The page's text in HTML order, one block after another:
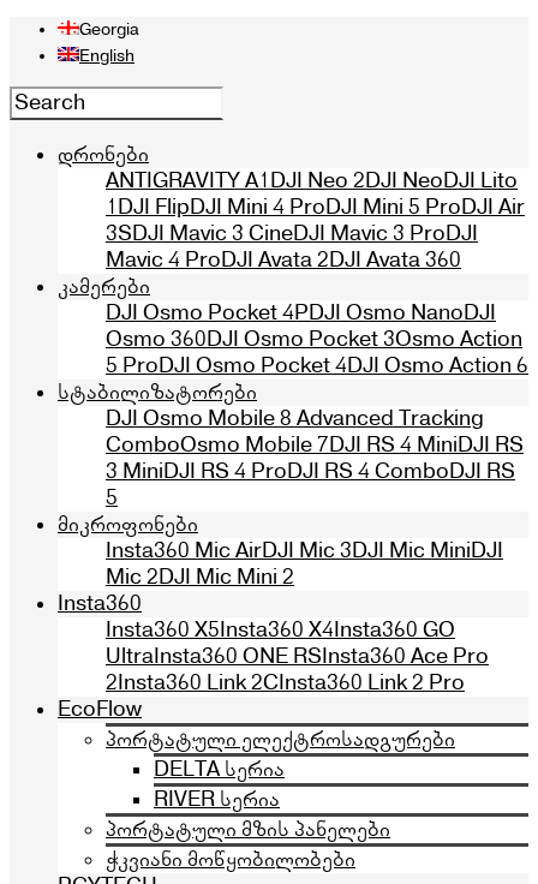
Georgia
English
დრონები
ANTIGRAVITY A1DJI Neo 2DJI NeoDJI Lito
1DJI FlipDJI Mini 4 ProDJI Mini 5 ProDJI Air
3SDJI Mavic 3 CineDJI Mavic 3 ProDJI
Mavic 4 ProDJI Avata 2DJI Avata 360
კამერები
DJI Osmo Pocket 4PDJI Osmo NanoDJI
Osmo 360DJI Osmo Pocket 3Osmo Action
5 ProDJI Osmo Pocket 4DJI Osmo Action 6
სტაბილიზატორები
DJI Osmo Mobile 8 Advanced Tracking
ComboOsmo Mobile 7DJI RS 4 MiniDJI RS
3 MiniDJI RS 4 ProDJI RS 4 ComboDJI RS
5
მიკროფონები
Insta360 Mic AirDJI Mic 3DJI Mic MiniDJI
Mic 2DJI Mic Mini 2
Insta360
Insta360 X5Insta360 X4Insta360 GO
UltraInsta360 ONE RSInsta360 Ace Pro
2Insta360 Link 2CInsta360 Link 2 Pro
EcoFlow
პორტატული ელექტროსადგურები
DELTA სერია
RIVER სერია
პორტატული მზის პანელები
ჭკვიანი მოწყობილობები